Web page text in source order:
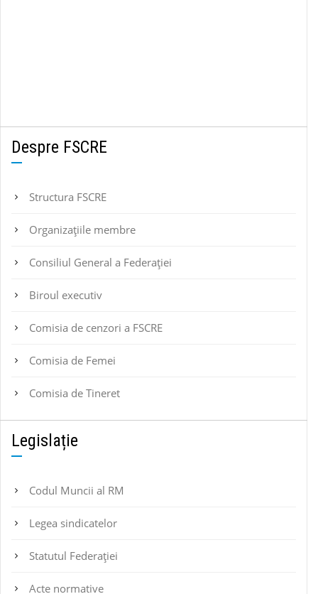
Despre FSCRE
Structura FSCRE
Organizațiile membre
Consiliul General a Federației
Biroul executiv
Comisia de cenzori a FSCRE
Comisia de Femei
Comisia de Tineret
Legislație
Codul Muncii al RM
Legea sindicatelor
Statutul Federaţiei
Acte normative